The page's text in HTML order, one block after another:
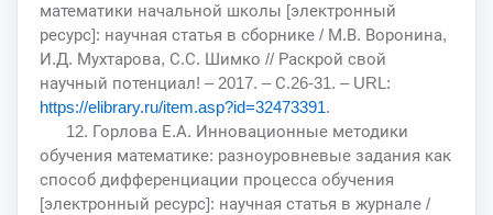
математики начальной школы [электронный
ресурс]: научная статья в сборнике / М.В. Воронина,
И.Д. Мухтарова, С.С. Шимко // Раскрой свой
научный потенциал! – 2017. – С.26-31. – URL:
https://elibrary.ru/item.asp?id=32473391.
12. Горлова Е.А. Инновационные методики
обучения математике: разноуровневые задания как
способ дифференциации процесса обучения
[электронный ресурс]: научная статья в журнале /